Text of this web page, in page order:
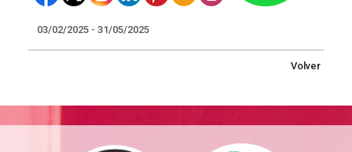
03/02/2025 - 31/05/2025
Volver